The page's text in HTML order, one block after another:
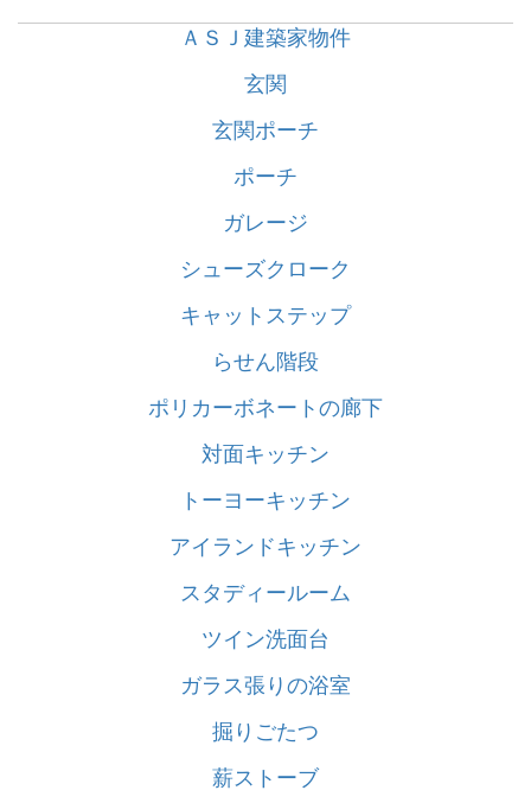
ＡＳＪ建築家物件
玄関
玄関ポーチ
ポーチ
ガレージ
シューズクローク
キャットステップ
らせん階段
ポリカーボネートの廊下
対面キッチン
トーヨーキッチン
アイランドキッチン
スタディールーム
ツイン洗面台
ガラス張りの浴室
掘りごたつ
薪ストーブ